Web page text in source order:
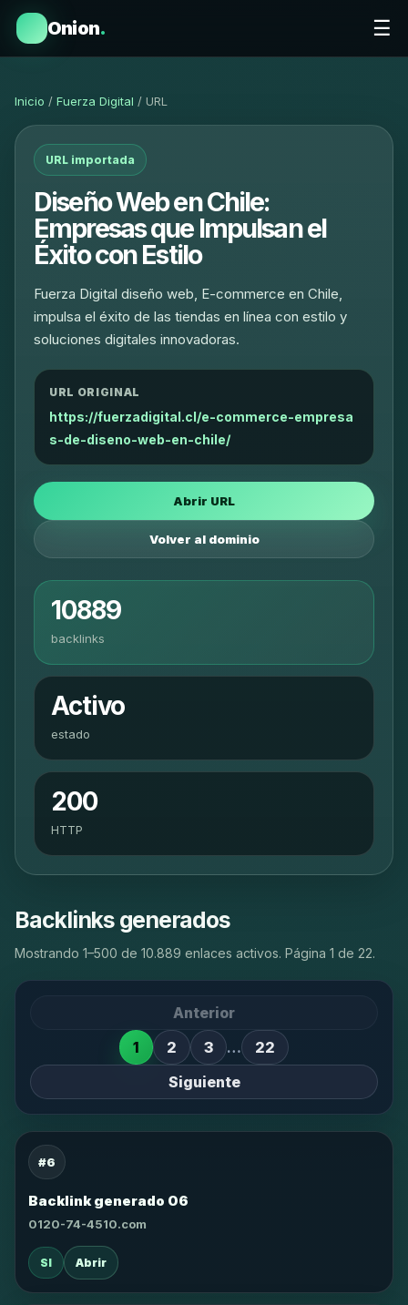
Onion. ☰
Inicio / Fuerza Digital / URL
URL importada
Diseño Web en Chile:
Empresas que Impulsan el
Éxito con Estilo
Fuerza Digital diseño web, E-commerce en Chile,
impulsa el éxito de las tiendas en línea con estilo y
soluciones digitales innovadoras.
URL ORIGINAL
https://fuerzadigital.cl/e-commerce-empresa
s-de-diseno-web-en-chile/
Abrir URL
Volver al dominio
10889
backlinks
Activo
estado
200
HTTP
Backlinks generados
Mostrando 1–500 de 10.889 enlaces activos. Página 1 de 22.
Anterior
1
2 3 …
22
Siguiente
#6
Backlink generado 06
0120-74-4510.com
SI Abrir